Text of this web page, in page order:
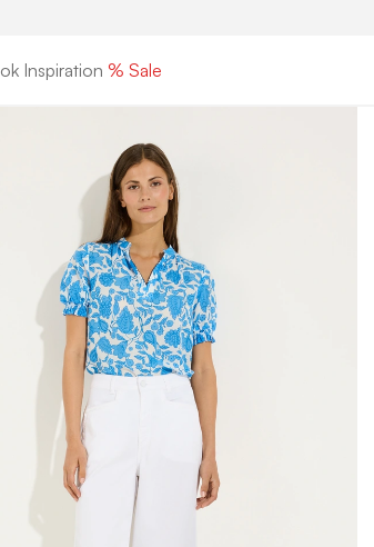
Inspiration % Sale